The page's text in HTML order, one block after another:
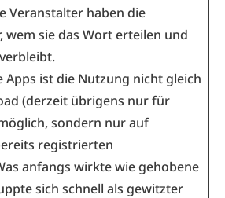
Veranstalter haben die
wem sie das Wort erteilen und
Apps ist die Nutzung nicht gleich
(derzeit übrigens nur für
sondern nur auf
registrierten
anfangs wirkte wie gehobene
sich schnell als gewitzter